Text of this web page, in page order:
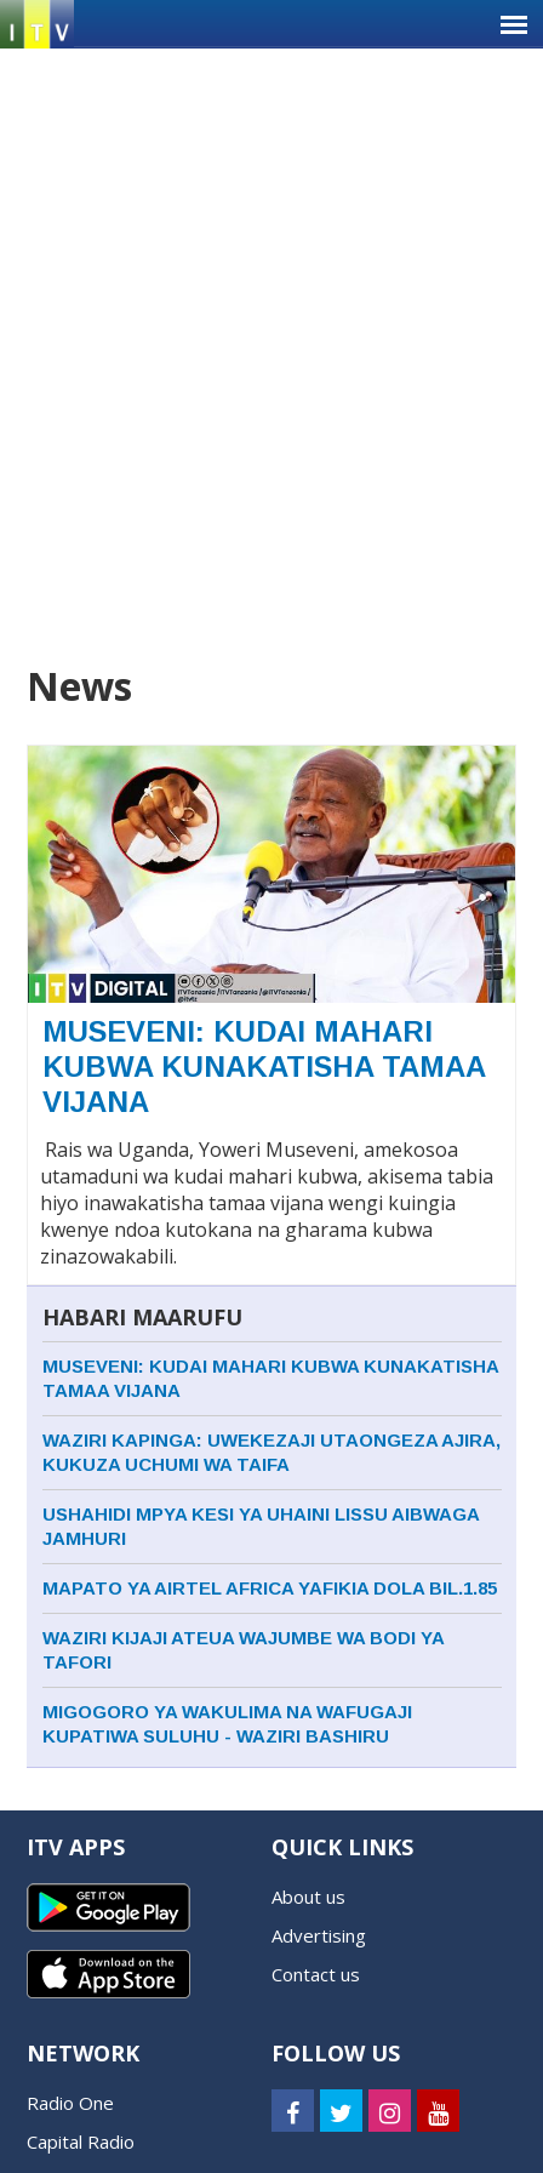
Jump
to
Back
to
News
MUSEVENI: KUDAI MAHARI
KUBWA KUNAKATISHA TAMAA
VIJANA
Rais wa Uganda, Yoweri Museveni, amekosoa
utamaduni wa kudai mahari kubwa, akisema tabia
hiyo inawakatisha tamaa vijana wengi kuingia
kwenye ndoa kutokana na gharama kubwa
zinazowakabili.
HABARI MAARUFU
MUSEVENI: KUDAI MAHARI KUBWA KUNAKATISHA
TAMAA VIJANA
WAZIRI KAPINGA: UWEKEZAJI UTAONGEZA AJIRA,
KUKUZA UCHUMI WA TAIFA
USHAHIDI MPYA KESI YA UHAINI LISSU AIBWAGA
JAMHURI
MAPATO YA AIRTEL AFRICA YAFIKIA DOLA BIL.1.85
WAZIRI KIJAJI ATEUA WAJUMBE WA BODI YA
TAFORI
MIGOGORO YA WAKULIMA NA WAFUGAJI
KUPATIWA SULUHU - WAZIRI BASHIRU
ITV APPS QUICK LINKS
About us
Advertising
Contact us
NETWORK
Radio One
Capital Radio
FOLLOW US